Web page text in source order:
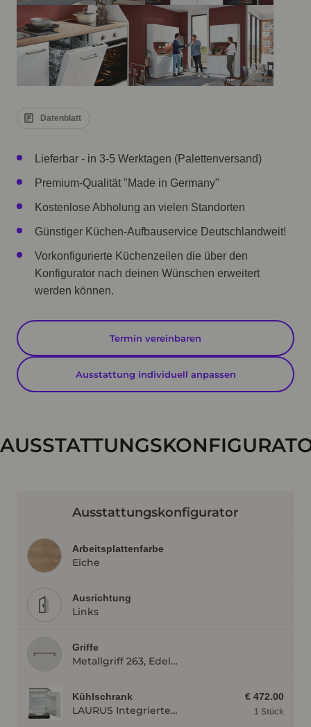
Datenblatt
Lieferbar - in 3-5 Werktagen (Palettenversand)
Premium-Qualität "Made in Germany"
Kostenlose Abholung an vielen Standorten
Günstiger Küchen-Aufbauservice Deutschlandweit!
Vorkonfigurierte Küchenzeilen die über den
Konfigurator nach deinen Wünschen erweitert
werden können.
Termin vereinbaren
Ausstattung individuell anpassen
Ausstattungskonfigurator
Arbeitsplattenfarbe
Eiche
Ausrichtung
Links
Griffe
Metallgriff 263, Edelstahlfarbig
Kühlschrank
LAURUS Integrierter Unterbau- Kühlautomat LKG82E LKG82E
€ 472.00
1 Stück